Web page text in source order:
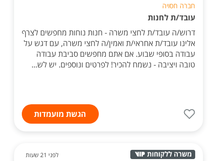
חברה חסויה
עובד/ת לחנות
דרוש/ה עובד/ת לחצי משרה - חנות נוחות מחפשים לצרף
אלינו עובד/ת אחראי/ת ואמין/ה לחצי משרה, עם דגש על
עבודה בסופי שבוע. אם אתם מחפשים סביבת עבודה
טובה ויציבה - נשמח להכיר! לפרטים ונוספים. יש לש...
הגשת מועמדות
לפני 21 שעות